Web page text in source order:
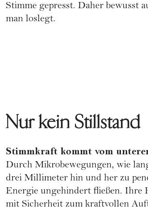
Stimme gepresst. Daher bewusst
man loslegt.
Nur kein Stillstand
Stimmkraft kommt vom
Durch Mikrobewegungen, wie
drei Millimeter hin und her zu
Energie ungehindert fließen. Ihre
mit Sicherheit zum kraftvollen